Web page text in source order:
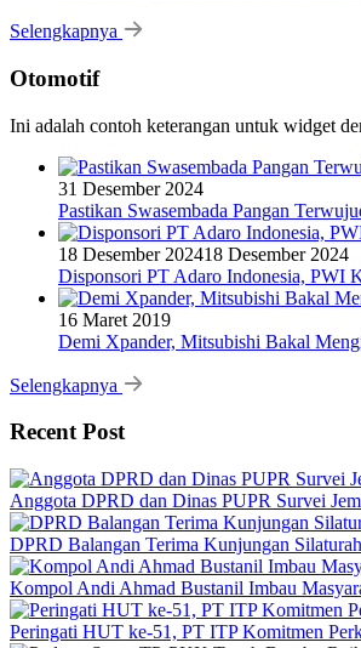
Selengkapnya
Otomotif
Ini adalah contoh keterangan untuk widget
31 Desember 2024
Pastikan Swasembada Pangan
18 Desember 202418 Desember 2024
Disponsori PT Adaro Indonesia, PWI
16 Maret 2019
Demi Xpander, Mitsubishi Bakal
Selengkapnya
Recent Post
Anggota DPRD dan Dinas PUPR Survei
DPRD Balangan Terima Kunjungan
Kompol Andi Ahmad Bustanil Imbau
Peringati HUT ke-51, PT ITP Komitmen